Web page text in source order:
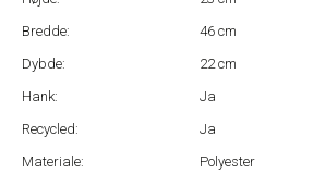
Bredde:
46 cm
Dybde:
22 cm
Hank:
Ja
Recycled:
Ja
Materiale:
Polyester